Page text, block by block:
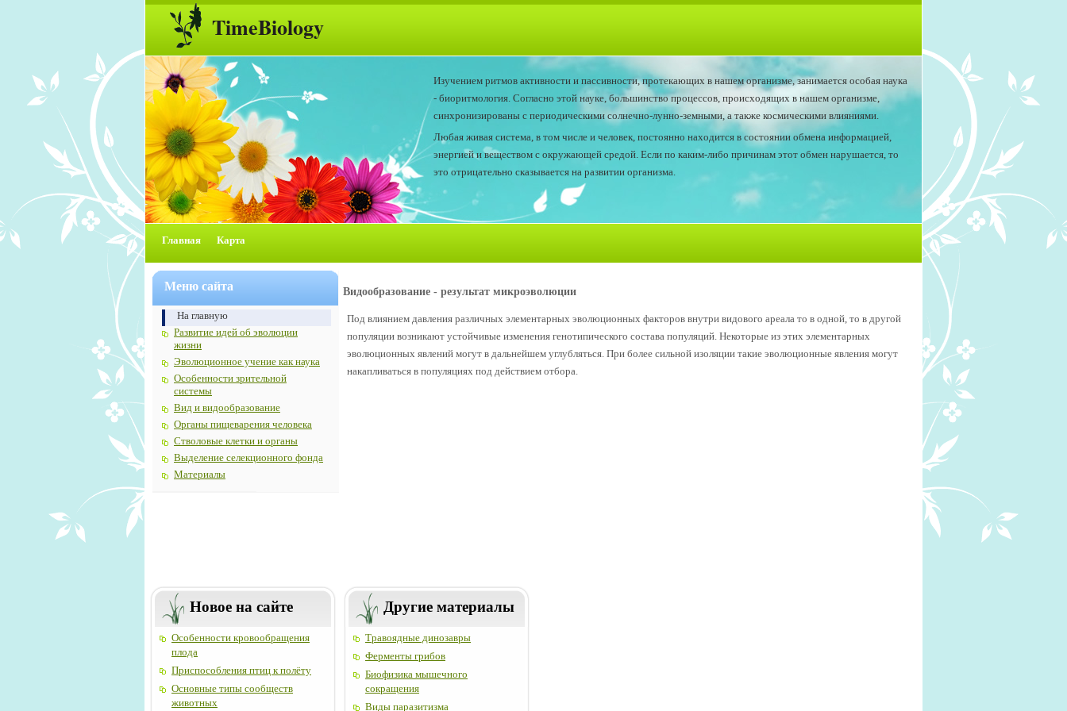
TimeBiology
Изучением ритмов активности и пассивности, протекающих в нашем организме, занимается особая наука
- биоритмология. Согласно этой науке, большинство процессов, происходящих в нашем организме,
синхронизированы с периодическими солнечно-лунно-земными, а также космическими влияниями.
Любая живая система, в том числе и человек, постоянно находится в состоянии обмена информацией,
энергией и веществом с окружающей средой. Если по каким-либо причинам этот обмен нарушается, то
это отрицательно сказывается на развитии организма.
Главная Карта
Меню сайта
На главную
Развитие идей об эволюции
жизни
Эволюционное учение как наука
Особенности зрительной
системы
Вид и видообразование
Органы пищеварения человека
Стволовые клетки и органы
Выделение селекционного фонда
Материалы
Видообразование - результат микроэволюции
Под влиянием давления различных элементарных эволюционных факторов внутри видового ареала то в одной, то в другой
популяции возникают устойчивые изменения генотипического состава популяций. Некоторые из этих элементарных
эволюционных явлений могут в дальнейшем углубляться. При более сильной изоляции такие эволюционные явления могут
накапливаться в популяциях под действием отбора.
Новое на сайте
Особенности кровообращения
плода
Приспособления птиц к полёту
Основные типы сообществ
животных
Другие материалы
Травоядные динозавры
Ферменты грибов
Биофизика мышечного
сокращения
Виды паразитизма